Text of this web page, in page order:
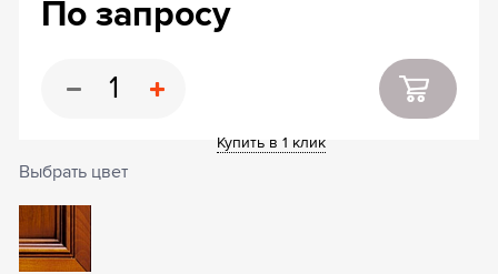
По запросу
Купить в 1 клик
Выбрать цвет